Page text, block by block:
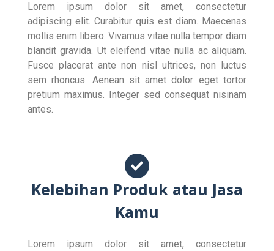
Lorem ipsum dolor sit amet, consectetur
adipiscing elit. Curabitur quis est diam. Maecenas
mollis enim libero. Vivamus vitae nulla tempor diam
blandit gravida. Ut eleifend vitae nulla ac aliquam.
Fusce placerat ante non nisl ultrices, non luctus
sem rhoncus. Aenean sit amet dolor eget tortor
pretium maximus. Integer sed consequat nisinam
antes.
Kelebihan Produk atau Jasa
Kamu
Lorem ipsum dolor sit amet, consectetur